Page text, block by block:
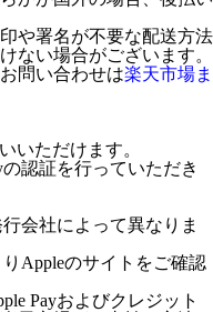
や署名が不要な配送方法
ない場合がございます。
問い合わせは楽天市場ま
いただけます。
認証を行っていただき
会社によって異なりま
りAppleのサイトをご確認
Payおよびクレジット